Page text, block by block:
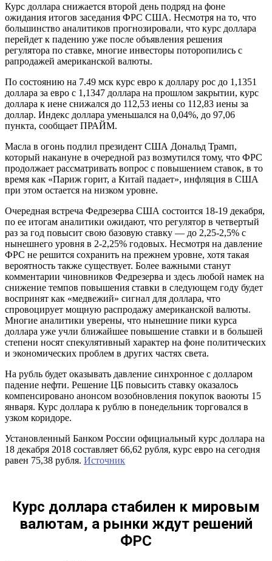
Курс доллара снижается второй день подряд на фоне
ожидания итогов заседания ФРС США. Несмотря на то, что
большинство аналитиков прогнозировали, что курс доллара
перейдет к падению уже после объявления решения
регулятора по ставке, многие инвесторы поторопились с
рапродажей американской валюты.
По состоянию на 7.49 мск курс евро к доллару рос до 1,1351
доллара за евро с 1,1347 доллара на прошлом закрытии, курс
доллара к иене снижался до 112,53 иены со 112,83 иены за
доллар. Индекс доллара уменьшался на 0,04%, до 97,06
пункта, сообщает ПРАЙМ.
Масла в огонь подлил президент США Дональд Трамп,
который накануне в очередной раз возмутился тому, что ФРС
продолжает рассматривать вопрос с повышением ставок, в то
время как «Париж горит, а Китай падает», инфляция в США
при этом остается на низком уровне.
Очередная встреча Федрезерва США состоится 18-19 декабря,
по ее итогам аналитики ожидают, что регулятор в четвертый
раз за год повысит свою базовую ставку — до 2,25-2,5% с
нынешнего уровня в 2-2,25% годовых. Несмотря на давление
ФРС не решится сохранить на прежнем уровне, хотя такая
вероятность также существует. Более важными станут
комментарии чиновников Федрезерва и здесь любой намек на
снижение темпов повышения ставки в следующем году будет
воспринят как «медвежий» сигнал для доллара, что
спровоцирует мощную распродажу американской валюты.
Многие аналитики уверены, что нынешние пики курса
доллара уже учли ближайшее повышение ставки и в большей
степени носят спекулятивный характер на фоне политических
и экономических проблем в других частях света.
На рубль будет оказывать давление синхронное с долларом
падение нефти. Решение ЦБ повысить ставку оказалось
компенсировано анонсом возобновления покупок ваоюты 15
января. Курс доллара к рублю в понедельник торговался в
узком коридоре.
Установленный Банком России официальный курс доллара на
18 декабря 2018 составляет 66,62 рубля, курс евро на сегодня
равен 75,38 рубля. Источник
Курс доллара стабилен к мировым
валютам, а рынки ждут решений
ФРС